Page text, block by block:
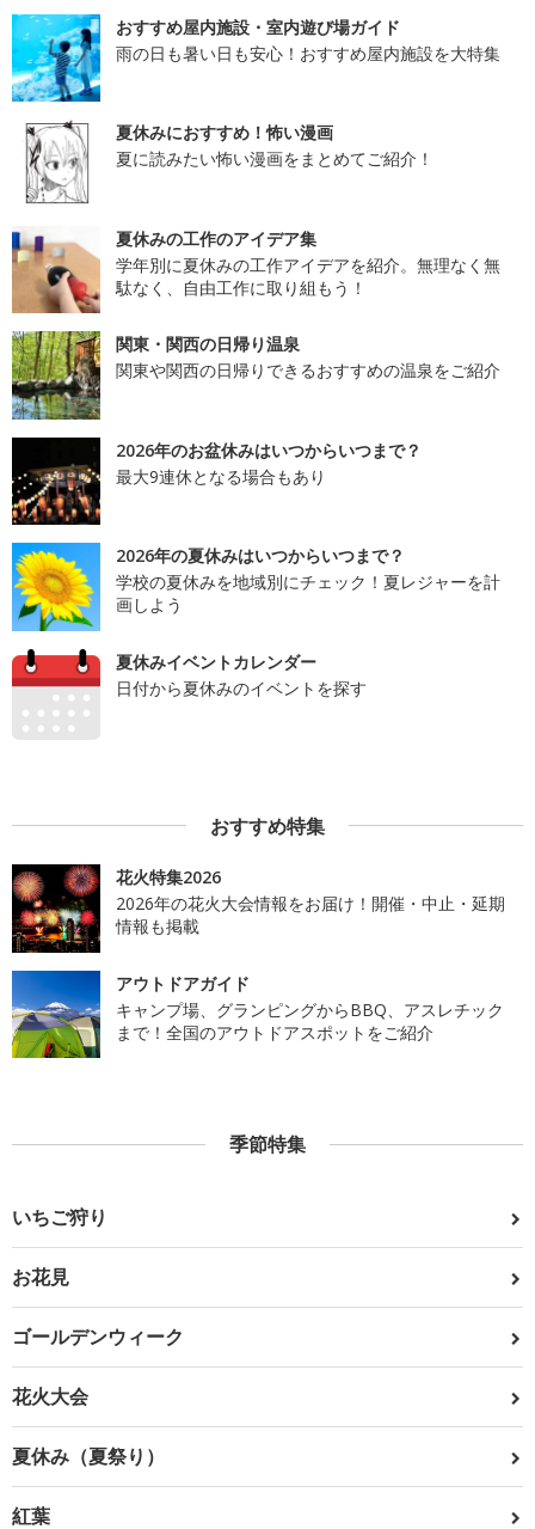
おすすめ屋内施設・室内遊び場ガイド
雨の日も暑い日も安心！おすすめ屋内施設を大特集
夏休みにおすすめ！怖い漫画
夏に読みたい怖い漫画をまとめてご紹介！
夏休みの工作のアイデア集
学年別に夏休みの工作アイデアを紹介。無理なく無
駄なく、自由工作に取り組もう！
関東・関西の日帰り温泉
関東や関西の日帰りできるおすすめの温泉をご紹介
2026年のお盆休みはいつからいつまで？
最大9連休となる場合もあり
2026年の夏休みはいつからいつまで？
学校の夏休みを地域別にチェック！夏レジャーを計
画しよう
夏休みイベントカレンダー
日付から夏休みのイベントを探す
おすすめ特集
花火特集2026
2026年の花火大会情報をお届け！開催・中止・延期
情報も掲載
アウトドアガイド
キャンプ場、グランピングからBBQ、アスレチック
まで！全国のアウトドアスポットをご紹介
季節特集
いちご狩り
お花見
ゴールデンウィーク
花火大会
夏休み（夏祭り）
紅葉